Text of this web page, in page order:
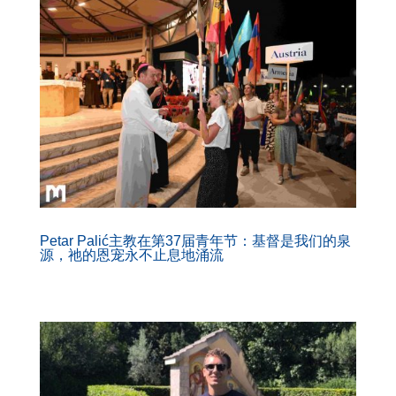
Petar Palić主教在第37届青年节：基督是我们的泉
源，祂的恩宠永不止息地涌流